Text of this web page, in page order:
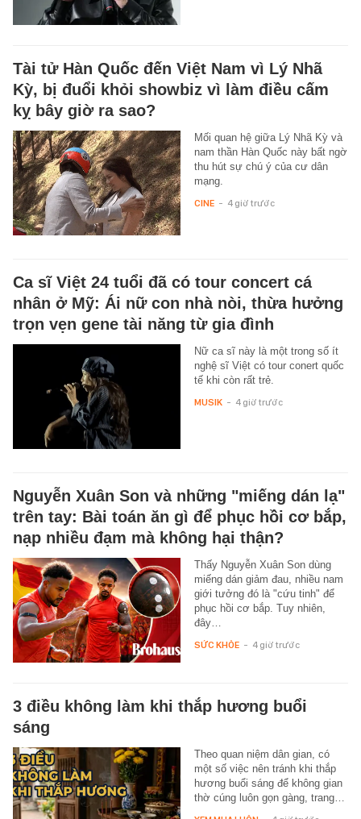
Tài tử Hàn Quốc đến Việt Nam vì Lý Nhã
Kỳ, bị đuổi khỏi showbiz vì làm điều cấm
kỵ bây giờ ra sao?
Mối quan hệ giữa Lý Nhã Kỳ và
nam thần Hàn Quốc này bất ngờ
thu hút sự chú ý của cư dân
mạng.
CINE - 4 giờ trước
Ca sĩ Việt 24 tuổi đã có tour concert cá
nhân ở Mỹ: Ái nữ con nhà nòi, thừa hưởng
trọn vẹn gene tài năng từ gia đình
Nữ ca sĩ này là một trong số ít
nghệ sĩ Việt có tour conert quốc
tế khi còn rất trẻ.
MUSIK - 4 giờ trước
Nguyễn Xuân Son và những "miếng dán lạ"
trên tay: Bài toán ăn gì để phục hồi cơ bắp,
nạp nhiều đạm mà không hại thận?
Thấy Nguyễn Xuân Son dùng
miếng dán giảm đau, nhiều nam
giới tưởng đó là "cứu tinh" để
phục hồi cơ bắp. Tuy nhiên,
đây…
SỨC KHỎE - 4 giờ trước
3 điều không làm khi thắp hương buổi
sáng
Theo quan niệm dân gian, có
một số việc nên tránh khi thắp
hương buổi sáng để không gian
thờ cúng luôn gọn gàng, trang…